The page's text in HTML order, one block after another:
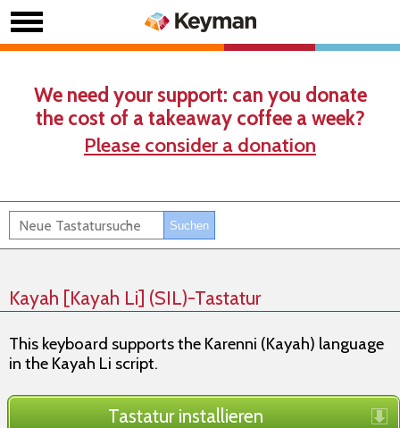
We need your support: can you donate
the cost of a takeaway coffee a week?
Please consider a donation
Kayah [Kayah Li] (SIL)-Tastatur
This keyboard supports the Karenni (Kayah) language
in the Kayah Li script.
Tastatur installieren